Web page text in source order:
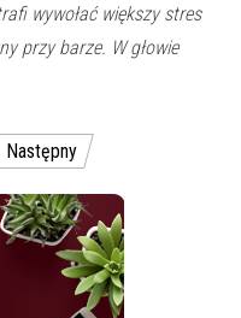
wywołać większy stres
przy barze. W głowie
Następny